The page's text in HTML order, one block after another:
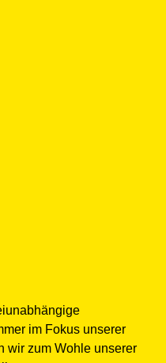
im Fokus unserer
wir zum Wohle unserer